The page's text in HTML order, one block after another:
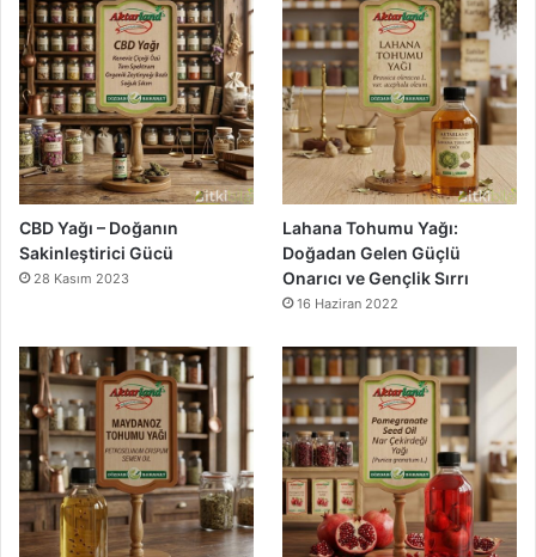
CBD Yağı – Doğanın
Sakinleştirici Gücü
28 Kasım 2023
Lahana Tohumu Yağı:
Doğadan Gelen Güçlü
Onarıcı ve Gençlik Sırrı
16 Haziran 2022